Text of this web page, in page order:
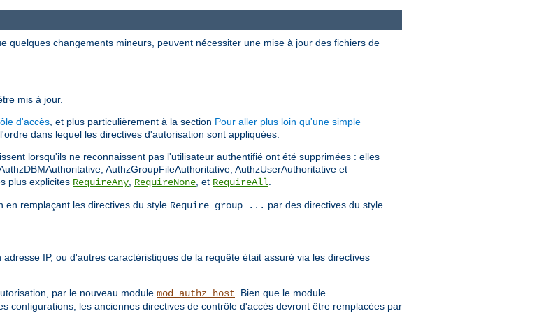
quelques changements mineurs, peuvent nécessiter une mise à jour des fichiers de
mis à jour.
d'accès, et plus particulièrement à la section Pour aller plus loin qu'une simple
dans lequel les directives d'autorisation sont appliquées.
lorsqu'ils ne reconnaissent pas l'utilisateur authentifié ont été supprimées : elles
AuthzGroupFileAuthoritative, AuthzUserAuthoritative et
plus explicites RequireAny, RequireNone, et RequireAll.
en remplaçant les directives du style Require group ... par des directives du style
IP, ou d'autres caractéristiques de la requête était assuré via les directives
par le nouveau module mod_authz_host. Bien que le module
configurations, les anciennes directives de contrôle d'accès devront être remplacées par